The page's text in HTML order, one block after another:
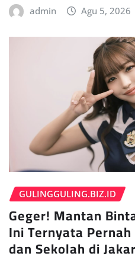
admin Agu 5, 2026
GULINGGULING.BIZ.ID
Geger! Mantan
Ini Ternyata
dan Sekolah di